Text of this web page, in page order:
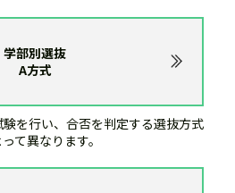
学部別選抜
A方式
を行い、合否を判定する選抜方式
て異なります。